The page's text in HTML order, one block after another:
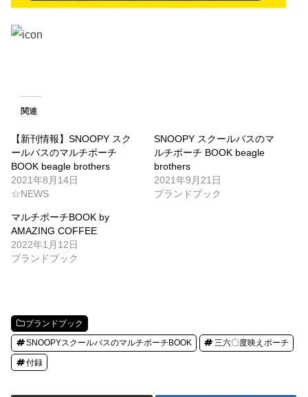
関連
【新刊情報】SNOOPY スク
ールバスのマルチポーチ
BOOK beagle brothers
2021年8月14日
☆NEWS
SNOOPY スクールバスのマ
ルチポーチ BOOK beagle
brothers
2021年9月21日
ブランドブック
マルチポーチBOOK by
AMAZING COFFEE
2022年1月12日
ブランドブック
ブランドブック
SNOOPYスクールバスのマルチポーチBOOK 三六〇度映えポーチ
付録